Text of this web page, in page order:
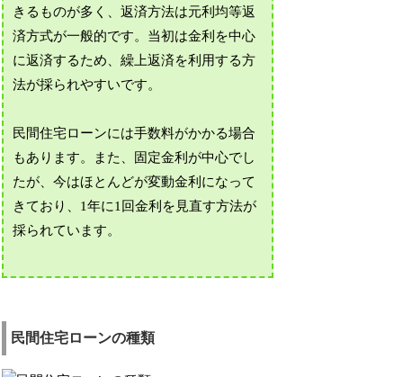
きるものが多く、返済方法は元利均等返
済方式が一般的です。当初は金利を中心
に返済するため、繰上返済を利用する方
法が採られやすいです。
民間住宅ローンには手数料がかかる場合
もあります。また、固定金利が中心でし
たが、今はほとんどが変動金利になって
きており、1年に1回金利を見直す方法が
採られています。
民間住宅ローンの種類